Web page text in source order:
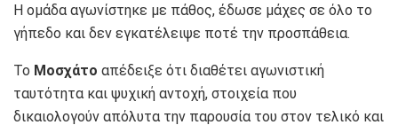
Η ομάδα αγωνίστηκε με πάθος, έδωσε μάχες σε όλο το
γήπεδο και δεν εγκατέλειψε ποτέ την προσπάθεια.
Το Μοσχάτο απέδειξε ότι διαθέτει αγωνιστική
ταυτότητα και ψυχική αντοχή, στοιχεία που
δικαιολογούν απόλυτα την παρουσία του στον τελικό και